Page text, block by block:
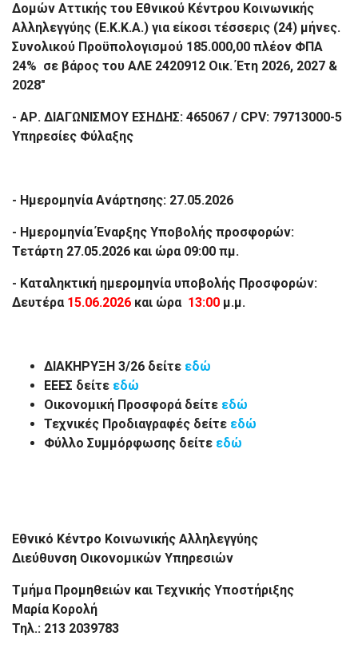
Δομών Αττικής του Εθνικού Κέντρου Κοινωνικής
Αλληλεγγύης (Ε.Κ.Κ.Α.) για είκοσι τέσσερις (24) μήνες.
Συνολικού Προϋπολογισμού 185.000,00 πλέον ΦΠΑ
24% σε βάρος του ΑΛΕ 2420912 Οικ. Έτη 2026, 2027 &
2028"
- ΑΡ. ΔΙΑΓΩΝΙΣΜΟΥ ΕΣΗΔΗΣ: 465067 / CPV: 79713000-5
Υπηρεσίες Φύλαξης
- Ημερομηνία Ανάρτησης: 27.05.2026
- Ημερομηνία Έναρξης Υποβολής προσφορών:
Τετάρτη 27.05.2026 και ώρα 09:00 πμ.
- Καταληκτική ημερομηνία υποβολής Προσφορών:
Δευτέρα 15.06.2026 και ώρα 13:00 μ.μ.
ΔΙΑΚΗΡΥΞΗ 3/26 δείτε εδώ
ΕΕΕΣ δείτε εδώ
Οικονομική Προσφορά δείτε εδώ
Τεχνικές Προδιαγραφές δείτε εδώ
Φύλλο Συμμόρφωσης δείτε εδώ
Εθνικό Κέντρο Κοινωνικής Αλληλεγγύης
Διεύθυνση Οικονομικών Υπηρεσιών
Τμήμα Προμηθειών και Τεχνικής Υποστήριξης
Μαρία Κορολή
Τηλ.: 213 2039783